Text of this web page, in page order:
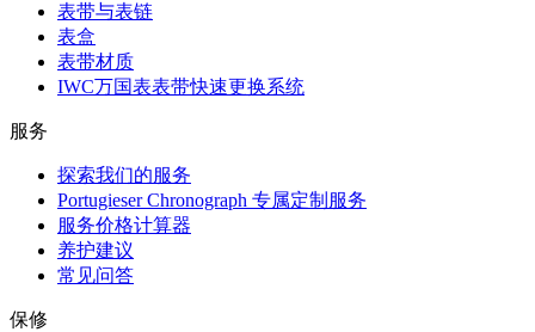
表带与表链
表盒
表带材质
IWC万国表表带快速更换系统
服务
探索我们的服务
Portugieser Chronograph 专属定制服务
服务价格计算器
养护建议
常见问答
保修